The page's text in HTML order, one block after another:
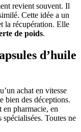
revient souvent. Il
Cette idée a un
la récupération. Elle
de poids.
d’huile
achat en vitesse
bien des déceptions.
en pharmacie, en
Toutes ne